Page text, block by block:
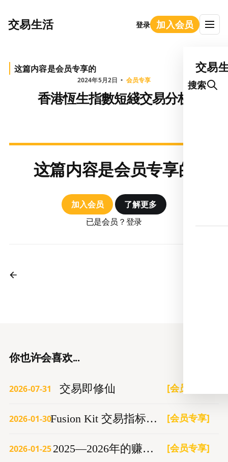
交易生活 登录 加入会员
交易
搜索
这篇内容是会员专享的
2024年5月2日 会员专享
香港恆生指數短綫交易分析
这篇内容是会员专享的
加入会员
了解更多
已是会员？登录
你也许会喜欢...
2026-07-31 交易即修仙 [会员专享]
2026-01-30 Fusion Kit 交易指标更新 1.9 [会员专享]
2026-01-25 2025—2026年的赚钱机会 [会员专享]